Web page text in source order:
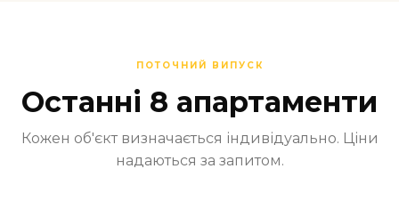
ПОТОЧНИЙ ВИПУСК
Останні 8 апартаменти
Кожен об'єкт визначається індивідуально. Ціни
надаються за запитом.